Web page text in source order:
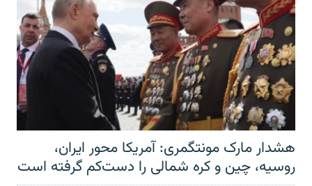
هشدار مارک مونتگمری: آمریکا محور ایران،
روسیه، چین و کره شمالی را دست‌کم گرفته است